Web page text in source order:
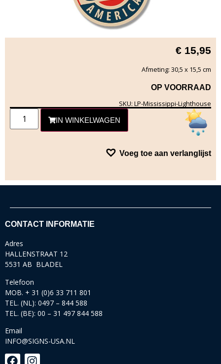
€ 15,95
Afmeting: 30,5 x 15,5 cm
OP VOORRAAD
SKU: LP-Mississippi-Lighthouse
IN WINKELWAGEN
Voeg toe aan verlanglijst
CONTACT INFORMATIE
Adres
HALLENSTRAAT 12
5531 AB BLADEL
Telefoon
MOB. + 31 (0)6 33 711 801
TEL. (NL): 0497 – 844 588
TEL. (BE): 00 – 31 497 844 588
Email
INFO@SIGNS-USA.NL